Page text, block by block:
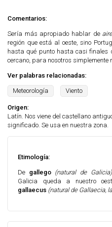
Comentarios:
Sería más apropiado hablar de
región que está al oeste, sino
hasta qué punto hasta casi finales
cercano, para nosotros simplemente
Ver palabras relacionadas:
Meteorología Viento
Origen:
Latín. Nos viene del castellano
significado. Se usa en nuestra zona.
Etimología:
De gallego (natural de Galicia)
Galicia queda a nuestro
gallaecus (natural de Gallaecia,